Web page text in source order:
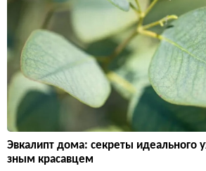
Эвкалипт дома: секреты идеального
зным красавцем